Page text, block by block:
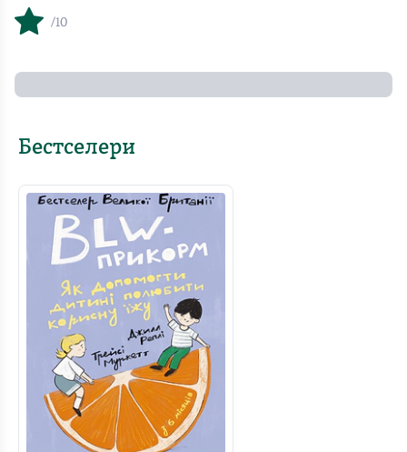
/10
Бестселери